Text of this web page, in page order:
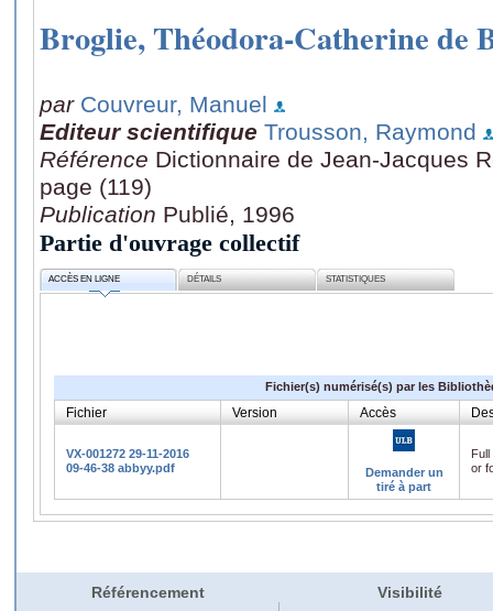
Broglie, Théodora-Catherine de
par Couvreur, Manuel
Editeur scientifique Trousson, Raymond
Référence Dictionnaire de Jean-Jacques
page (119)
Publication Publié, 1996
Partie d'ouvrage collectif
ACCÈS EN LIGNE DÉTAILS STATISTIQUES
Fichier(s) numérisé(s) par les
Fichier Version Accès
VX-001272 29-11-2016
09-46-38 abbyy.pdf
Demander un
tiré à part
or
Référencement Visibilité